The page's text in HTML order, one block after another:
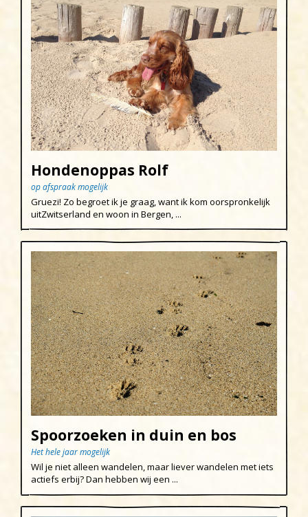
Hondenoppas Rolf
op afspraak mogelijk
Gruezi! Zo begroet ik je graag, want ik kom oorspronkelijk
uitZwitserland en woon in Bergen, ...
Spoorzoeken in duin en bos
Het hele jaar mogelijk
Wil je niet alleen wandelen, maar liever wandelen met iets
actiefs erbij? Dan hebben wij een ...